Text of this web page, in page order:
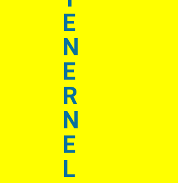
E
N
E
R
N
E
L